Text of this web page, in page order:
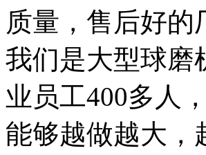
质量，售后好
我们是大型球磨
业员工400多人
能够越做越大，